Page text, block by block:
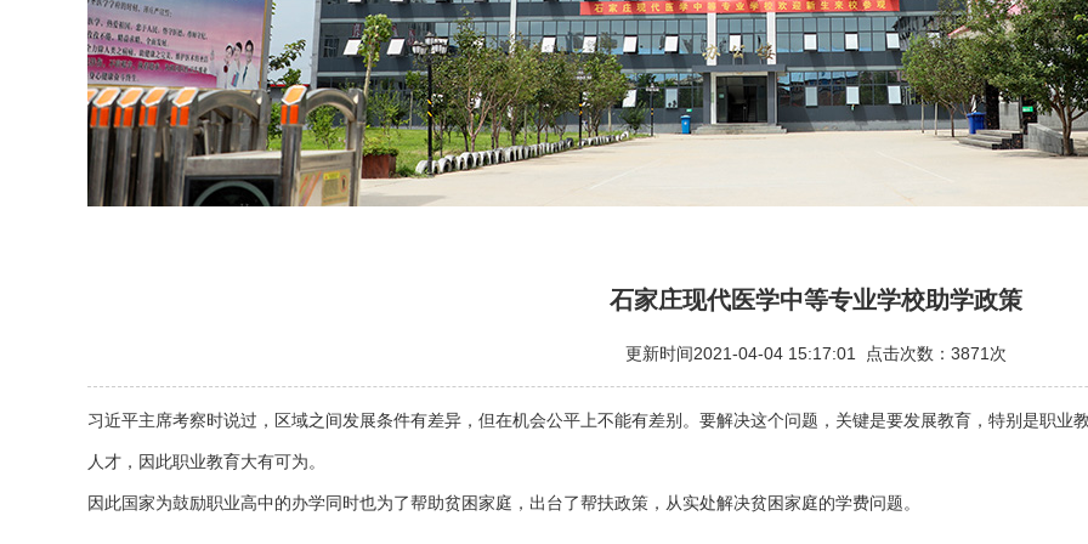
石家庄现代医学中等专业学校助学政策
更新时间2021-04-04 15:17:01 点击次数：3871次
习近平主席考察时说过，区域之间发展条件有差异，但在机会公平上不能有差别。要解决这个问题，关键是要发展教育，特别是职业
人才，因此职业教育大有可为。
因此国家为鼓励职业高中的办学同时也为了帮助贫困家庭，出台了帮扶政策，从实处解决贫困家庭的学费问题。